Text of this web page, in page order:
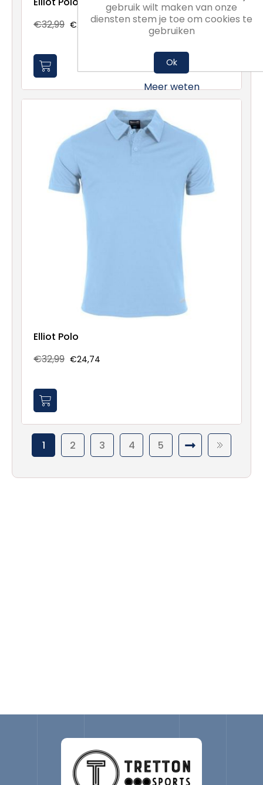
€32,99 €24,74
Elliot Polo
€32,99 €24,74
1 2 3 4 5
gebruik wilt maken van onze
diensten stem je toe om cookies te
gebruiken
Ok
Meer weten